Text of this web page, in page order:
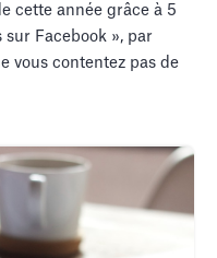
cette année grâce à 5
Facebook », par
vous contentez pas de